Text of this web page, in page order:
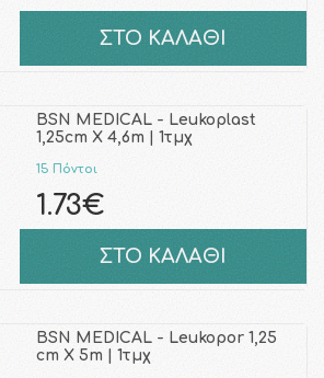
ΣΤΟ ΚΑΛΑΘΙ
BSN MEDICAL - Leukoplast
1,25cm Χ 4,6m | 1τμχ
15 Πόντοι
1.73€
ΣΤΟ ΚΑΛΑΘΙ
BSN MEDICAL - Leukopor 1,25
cm Χ 5m | 1τμχ